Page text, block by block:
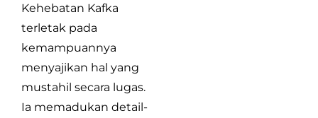
Kehebatan Kafka
terletak pada
kemampuannya
menyajikan hal yang
mustahil secara lugas.
Ia memadukan detail-